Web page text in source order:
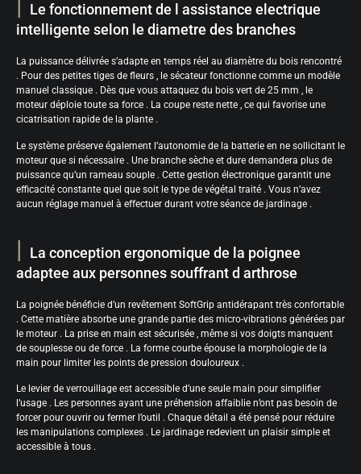
Le fonctionnement de l assistance electrique
intelligente selon le diametre des branches
La puissance délivrée s’adapte en temps réel au diamètre du bois rencontré
. Pour des petites tiges de fleurs , le sécateur fonctionne comme un modèle
manuel classique . Dès que vous attaquez du bois vert de 25 mm , le
moteur déploie toute sa force . La coupe reste nette , ce qui favorise une
cicatrisation rapide de la plante .
Le système préserve également l’autonomie de la batterie en ne sollicitant le
moteur que si nécessaire . Une branche sèche et dure demandera plus de
puissance qu’un rameau souple . Cette gestion électronique garantit une
efficacité constante quel que soit le type de végétal traité . Vous n’avez
aucun réglage manuel à effectuer durant votre séance de jardinage .
La conception ergonomique de la poignee
adaptee aux personnes souffrant d arthrose
La poignée bénéficie d’un revêtement SoftGrip antidérapant très confortable
. Cette matière absorbe une grande partie des micro-vibrations générées par
le moteur . La prise en main est sécurisée , même si vos doigts manquent
de souplesse ou de force . La forme courbe épouse la morphologie de la
main pour limiter les points de pression douloureux .
Le levier de verrouillage est accessible d’une seule main pour simplifier
l’usage . Les personnes ayant une préhension affaiblie n’ont pas besoin de
forcer pour ouvrir ou fermer l’outil . Chaque détail a été pensé pour réduire
les manipulations complexes . Le jardinage redevient un plaisir simple et
accessible à tous .